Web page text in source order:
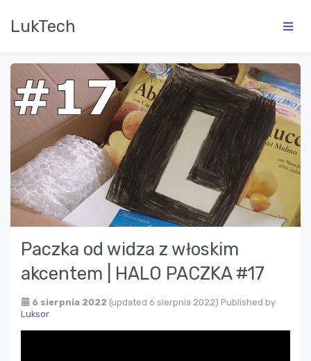
LukTech
Paczka od widza z włoskim
akcentem | HALO PACZKA #17
6 sierpnia 2022 (updated 6 sierpnia 2022) Published by
Luksor